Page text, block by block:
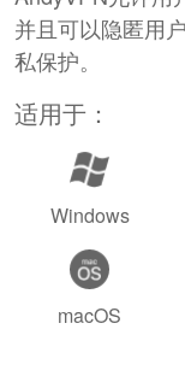
并且可以隐匿用
私保护。
适用于：
Windows
macOS